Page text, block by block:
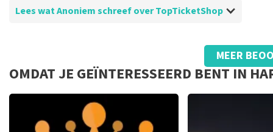
Lees wat Anoniem schreef over TopTicketShop
Prima dat er enige tijd voor het evenement
zijn al lang geleden gekocht.
MEER
OMDAT JE GEÏNTERESSEERD BENT IN